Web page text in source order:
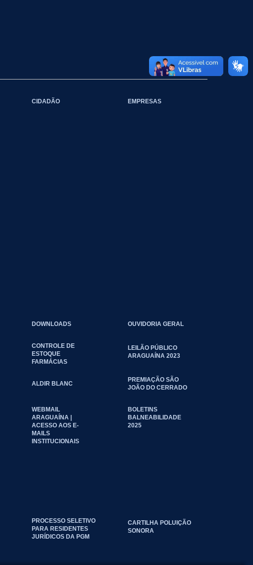
CIDADÃO EMPRESAS
DOWNLOADS OUVIDORIA GERAL
CONTROLE DE
ESTOQUE
FARMÁCIAS
LEILÃO PÚBLICO
ARAGUAÍNA 2023
ALDIR BLANC
PREMIAÇÃO SÃO
JOÃO DO CERRADO
WEBMAIL
ARAGUAÍNA |
ACESSO AOS E-
MAILS
INSTITUCIONAIS
BOLETINS
BALNEABILIDADE
2025
PROCESSO SELETIVO
PARA RESIDENTES
JURÍDICOS DA PGM
CARTILHA POLUIÇÃO
SONORA